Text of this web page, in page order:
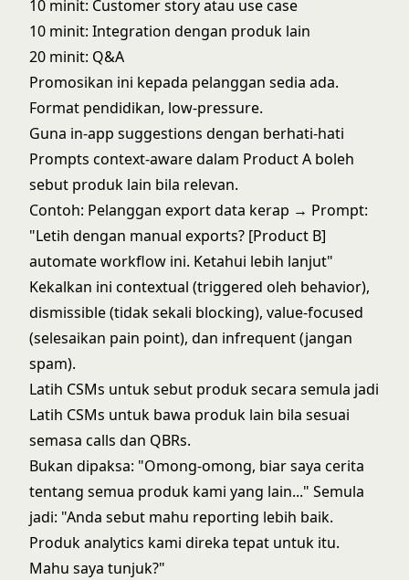
10 minit: Customer story atau use case
10 minit: Integration dengan produk lain
20 minit: Q&A
Promosikan ini kepada pelanggan sedia ada.
Format pendidikan, low-pressure.
Guna in-app suggestions dengan berhati-hati
Prompts context-aware dalam Product A boleh
sebut produk lain bila relevan.
Contoh: Pelanggan export data kerap → Prompt:
"Letih dengan manual exports? [Product B]
automate workflow ini. Ketahui lebih lanjut"
Kekalkan ini contextual (triggered oleh behavior),
dismissible (tidak sekali blocking), value-focused
(selesaikan pain point), dan infrequent (jangan
spam).
Latih CSMs untuk sebut produk secara semula jadi
Latih CSMs untuk bawa produk lain bila sesuai
semasa calls dan QBRs.
Bukan dipaksa: "Omong-omong, biar saya cerita
tentang semua produk kami yang lain..." Semula
jadi: "Anda sebut mahu reporting lebih baik.
Produk analytics kami direka tepat untuk itu.
Mahu saya tunjuk?"